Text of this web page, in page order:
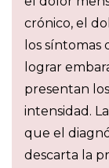
crónico, el
los síntomas
lograr
presentan
intensidad.
que el
descarta la